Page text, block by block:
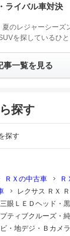
ライバル車対決
のレジャーシーズ
を探しているひ
事一覧を見る
探す
探す
ＲＸの中古車
Ｒ
レクサス ＲＸ
ＬＥＤヘッド・
ティブクルーズ・
・地デジ・Ｂカメ